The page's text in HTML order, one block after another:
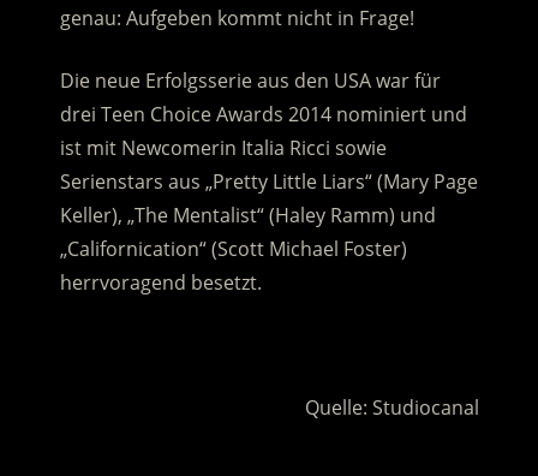
genau: Aufgeben kommt nicht in Frage!
Die neue Erfolgsserie aus den USA war für
drei Teen Choice Awards 2014 nominiert und
ist mit Newcomerin Italia Ricci sowie
Serienstars aus „Pretty Little Liars“ (Mary Page
Keller), „The Mentalist“ (Haley Ramm) und
„Californication“ (Scott Michael Foster)
herrvoragend besetzt.
Quelle: Studiocanal